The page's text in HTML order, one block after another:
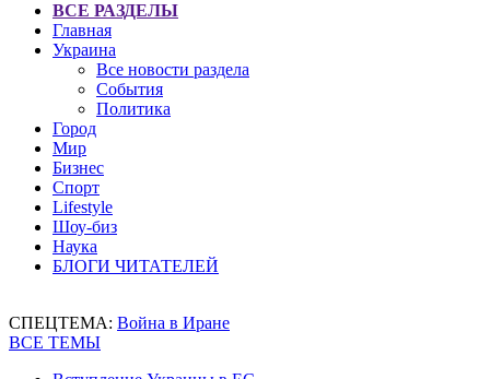
ВСЕ РАЗДЕЛЫ
Главная
Украина
Все новости раздела
События
Политика
Город
Мир
Бизнес
Спорт
Lifestyle
Шоу-биз
Наука
БЛОГИ ЧИТАТЕЛЕЙ
СПЕЦТЕМА: Война в Иране
ВСЕ ТЕМЫ